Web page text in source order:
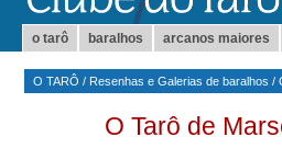
o tarô baralhos arcanos maiores
O TARÔ / Resenhas e Galerias de baralhos /
O Tarô de